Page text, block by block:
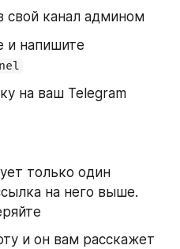
свой канал админом
на ваш Telegram
только один
на него выше.
и он вам расскажет